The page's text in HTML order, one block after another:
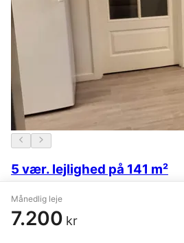
Månedlig leje
7.200 kr
5 vær. lejlighed på 141 m²
Randers C
6.250 kr.10 timer siden